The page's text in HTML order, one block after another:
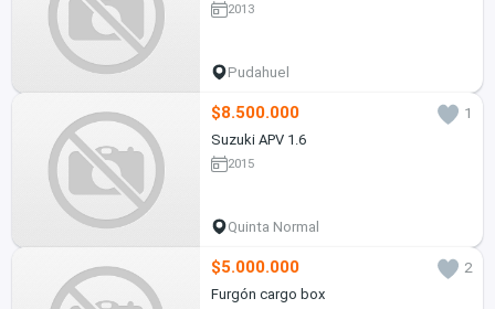
2013
Pudahuel
$8.500.000
1
Suzuki APV 1.6
2015
Quinta Normal
$5.000.000
2
Furgón cargo box